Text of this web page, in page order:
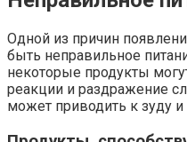
Одной из причин
быть неправильное
некоторые продукты
реакции и раздражение
может приводить к зуду и